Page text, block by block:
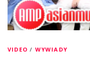
VIDEO / WYWIADY